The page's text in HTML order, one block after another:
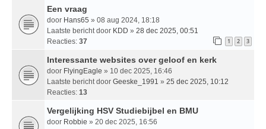
Een vraag
door Hans65 » 08 aug 2024, 18:18
Laatste bericht door KDD » 28 dec 2025, 00:51
Reacties: 37 1 2 3
Interessante websites over geloof en kerk
door FlyingEagle » 10 dec 2025, 16:46
Laatste bericht door Geeske_1991 » 25 dec 2025, 10:12
Reacties: 13
Vergelijking HSV Studiebijbel en BMU
door Robbie » 20 dec 2025, 16:56